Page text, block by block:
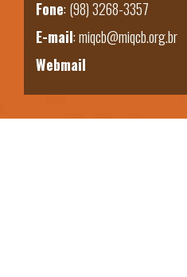
Fone: (98) 3268-3357
E-mail:miqcb@miqcb.org.br
Webmail